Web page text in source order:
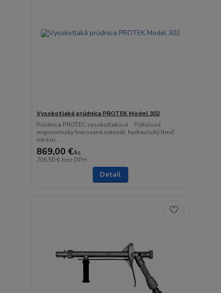
Vysokotlaká prúdnica PROTEK Model 302
Prúdnica PROTEC vysokotlaková Pištolová
ergonomicky tvarovaná rukoväť, hydraulický tlmič
nárazu. ...
869,00 €/ks
706,50 € bez DPH
Detail